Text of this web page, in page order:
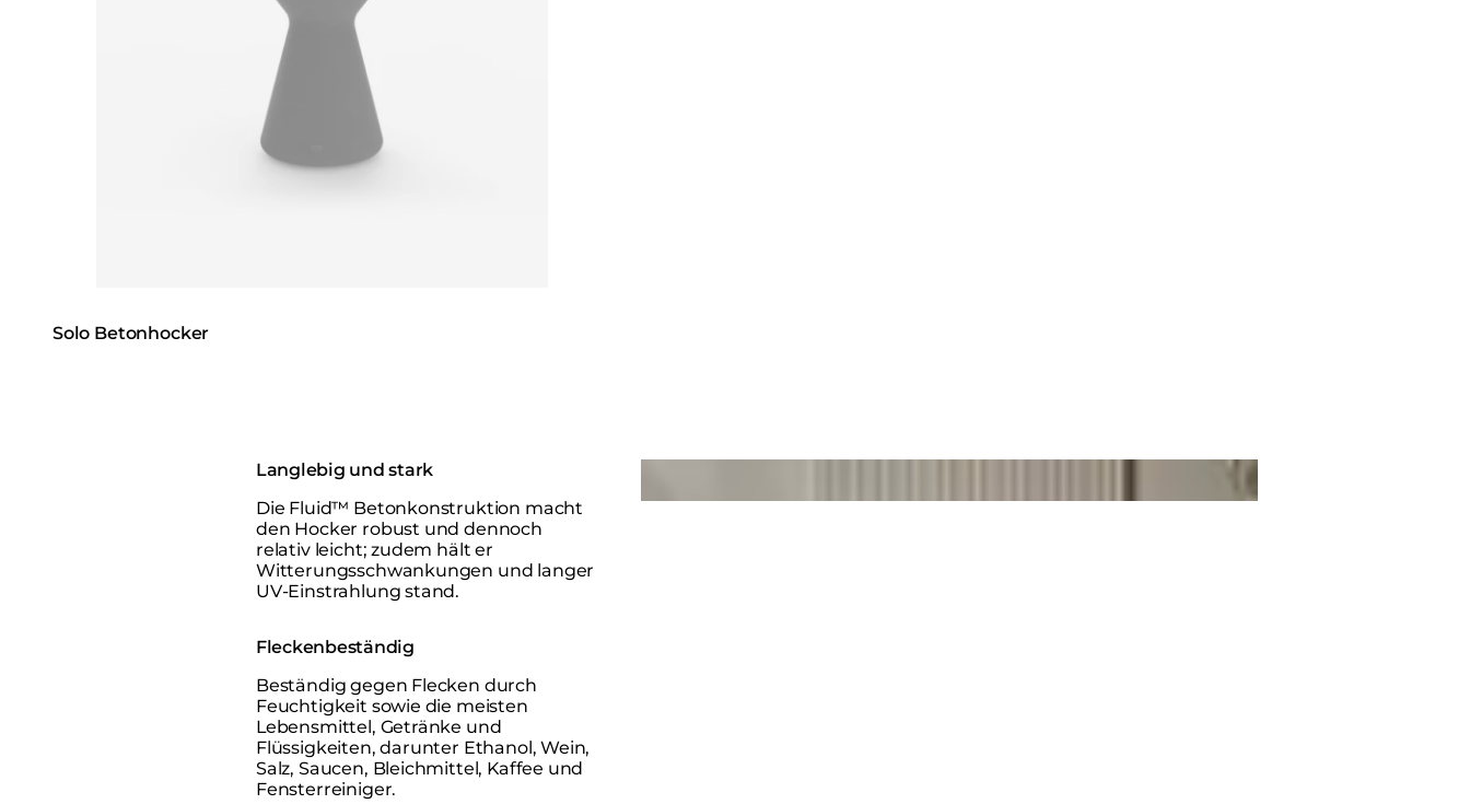
Solo Betonhocker
Langlebig und stark
Die Fluid™ Betonkonstruktion macht
den Hocker robust und dennoch
relativ leicht; zudem hält er
Witterungsschwankungen und langer
UV-Einstrahlung stand.
Fleckenbeständig
Beständig gegen Flecken durch
Feuchtigkeit sowie die meisten
Lebensmittel, Getränke und
Flüssigkeiten, darunter Ethanol, Wein,
Salz, Saucen, Bleichmittel, Kaffee und
Fensterreiniger.